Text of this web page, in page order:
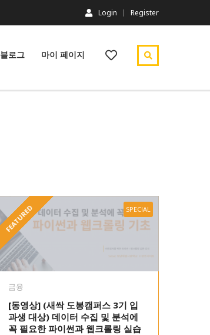
Login Register
블로그 마이 페이지
FEATURED SPECIAL
금융
[동영상] (새싹 도봉캠퍼스 3기 입
과생 대상) 데이터 수집 및 분석에
꼭 필요한 파이썬과 웹크롤링 실습